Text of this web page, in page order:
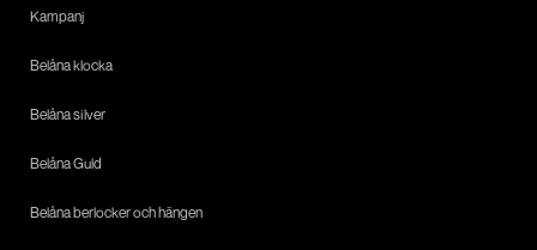
Kampanj
Belåna klocka
Belåna silver
Belåna Guld
Belåna berlocker och hängen